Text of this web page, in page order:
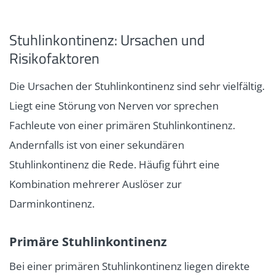
Stuhlinkontinenz: Ursachen und
Risikofaktoren
Die Ursachen der Stuhlinkontinenz sind sehr vielfältig.
Liegt eine Störung von Nerven vor sprechen
Fachleute von einer primären Stuhlinkontinenz.
Andernfalls ist von einer sekundären
Stuhlinkontinenz die Rede. Häufig führt eine
Kombination mehrerer Auslöser zur
Darminkontinenz.
Primäre Stuhlinkontinenz
Bei einer primären Stuhlinkontinenz liegen direkte